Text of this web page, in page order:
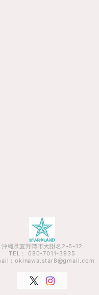
沖縄県宜野湾市大謝名2-6-12
TEL： 080-7011-3935
：okinawa.star8@gmail.com